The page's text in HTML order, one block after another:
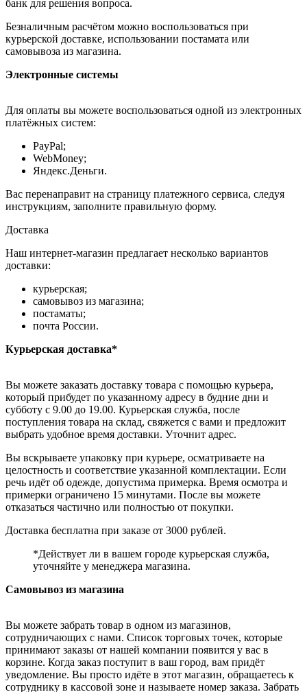
банк для решения вопроса.
Безналичным расчётом можно воспользоваться при
курьерской доставке, использовании постамата или
самовывоза из магазина.
Электронные системы
Для оплаты вы можете воспользоваться одной из электронных
платёжных систем:
PayPal;
WebMoney;
Яндекс.Деньги.
Вас перенаправит на страницу платежного сервиса, следуя
инструкциям, заполните правильную форму.
Доставка
Наш интернет-магазин предлагает несколько вариантов
доставки:
курьерская;
самовывоз из магазина;
постаматы;
почта России.
Курьерская доставка*
Вы можете заказать доставку товара с помощью курьера,
который прибудет по указанному адресу в будние дни и
субботу с 9.00 до 19.00. Курьерская служба, после
поступления товара на склад, свяжется с вами и предложит
выбрать удобное время доставки. Уточнит адрес.
Вы вскрываете упаковку при курьере, осматриваете на
целостность и соответствие указанной комплектации. Если
речь идёт об одежде, допустима примерка. Время осмотра и
примерки ограничено 15 минутами. После вы можете
отказаться частично или полностью от покупки.
Доставка бесплатна при заказе от 3000 рублей.
*Действует ли в вашем городе курьерская служба,
уточняйте у менеджера магазина.
Самовывоз из магазина
Вы можете забрать товар в одном из магазинов,
сотрудничающих с нами. Список торговых точек, которые
принимают заказы от нашей компании появится у вас в
корзине. Когда заказ поступит в ваш город, вам придёт
уведомление. Вы просто идёте в этот магазин, обращаетесь к
сотруднику в кассовой зоне и называете номер заказа. Забрать